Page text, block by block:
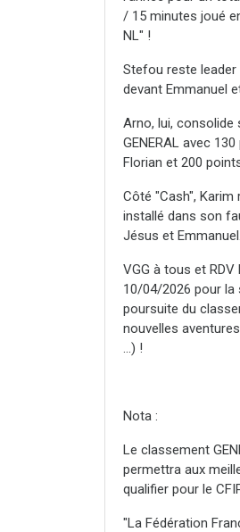
/ 15 minutes joué
NL" !
Stefou reste
devant Emmanuel
Arno, lui, consolide
GENERAL avec
Florian et 200
Côté "Cash",
installé dans son
Jésus et Emmanuel.
VGG à tous et RDV
10/04/2026 pour la
poursuite du
nouvelles
...) !
Nota :
Le classement
permettra aux
qualifier pour le
"La Fédération